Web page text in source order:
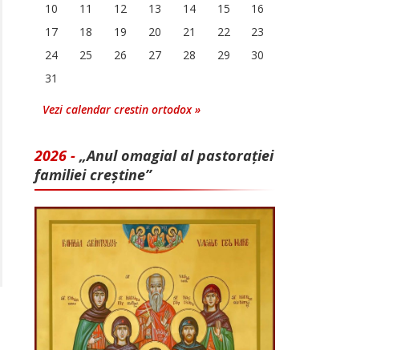
10
11 12 13 14 15
16
17
18 19 20 21 22
23
24
25 26 27 28 29
30
31
Vezi calendar crestin ortodox »
2026 - „Anul omagial al pastorației
familiei creștine”